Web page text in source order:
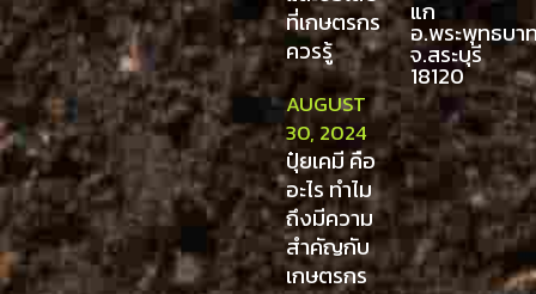
ที่เกษตรกร
ควรรู้
AUGUST
30, 2024
ปุ๋ยเคมี คือ
อะไร ทำไม
ถึงมีความ
สำคัญกับ
เกษตรกร
แก
อ.พระพุทธบา
จ.สระบุรี
18120